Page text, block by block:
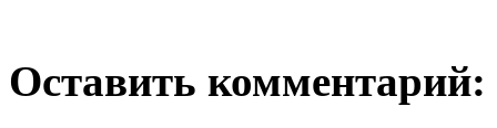
Оставить комментарий: